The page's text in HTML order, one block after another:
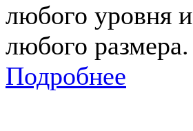
любого уровня и
любого размера.
Подробнее